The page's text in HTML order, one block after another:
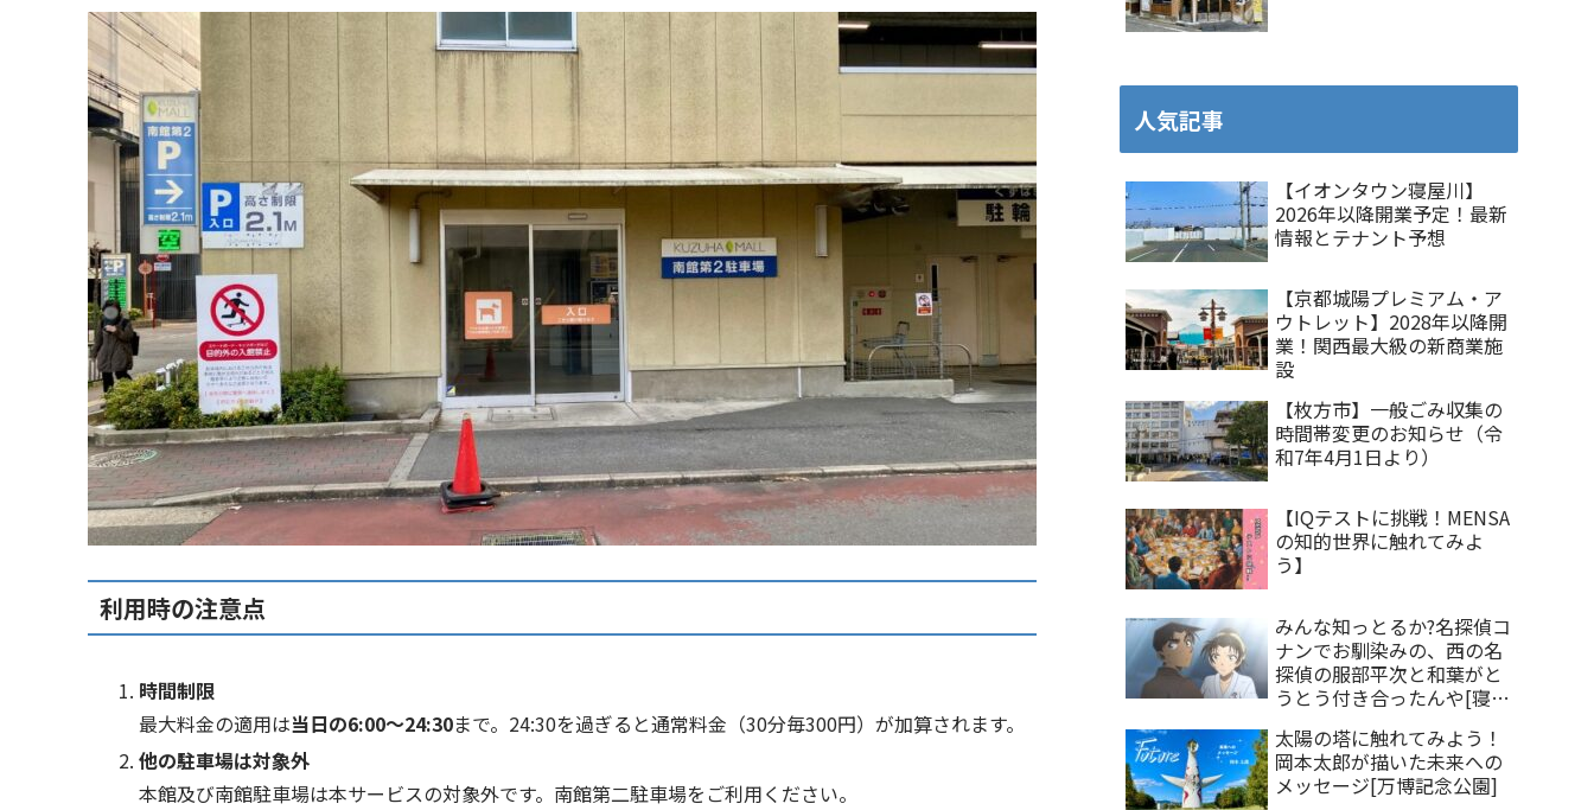
利用時の注意点
時間制限
最大料金の適用は当日の6:00～24:30まで。24:30を過ぎると通常料金（30分毎300円）が加算されます。
他の駐車場は対象外
本館及び南館駐車場は本サービスの対象外です。南館第二駐車場をご利用ください。
人気記事
【イオンタウン寝屋川】
2026年以降開業予定！最新
情報とテナント予想
【京都城陽プレミアム・ア
ウトレット】2028年以降開
業！関西最大級の新商業施
設
【枚方市】一般ごみ収集の
時間帯変更のお知らせ（令
和7年4月1日より）
【IQテストに挑戦！MENSA
の知的世界に触れてみよ
う】
みんな知っとるか?名探偵コ
ナンでお馴染みの、西の名
探偵の服部平次と和葉がと
うとう付き合ったんや[寝屋
太陽の塔に触れてみよう！
岡本太郎が描いた未来への
メッセージ[万博記念公園]